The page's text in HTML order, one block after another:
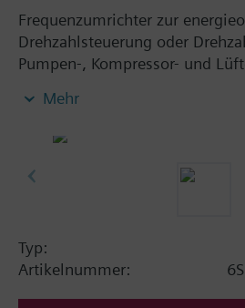
Frequenzumrichter zur
Drehzahlsteuerung oder
Pumpen-, Kompressor- und
Powermodule PM230,
Mehr
Typ:
Artikelnummer: